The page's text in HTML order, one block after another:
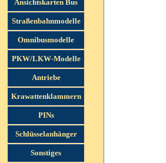
Ansichtskarten Bus
Straßenbahnmodelle
Omnibusmodelle
PKW/LKW-Modelle
Antriebe
Krawattenklammern
PINs
Schlüsselanhänger
Sonstiges